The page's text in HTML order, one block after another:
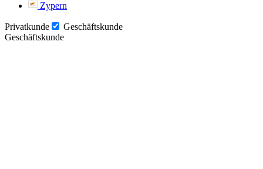
Zypern
Privatkunde
Geschäftskunde
Geschäftskunde